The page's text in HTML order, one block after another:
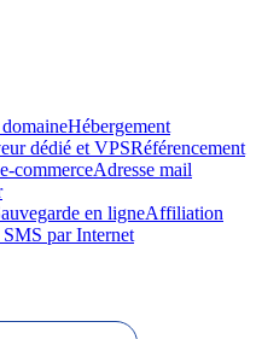
Hébergement
dédié et VPSRéférencement
commerceAdresse mail
en ligneAffiliation
par Internet